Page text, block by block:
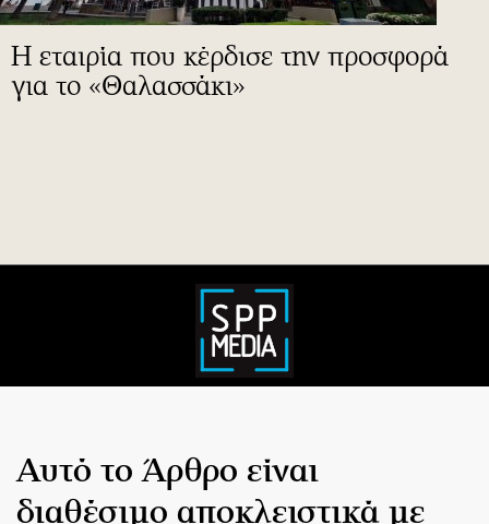
Αυτό το Άρθρο είναι
διαθέσιμο αποκλειστικά με
Η εταιρία που κέρδισε την προσφορά
για το «Θαλασσάκι»